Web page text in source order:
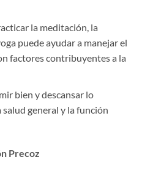
la meditación, la
puede ayudar a manejar el
factores contribuyentes a la
bien y descansar lo
general y la función
Precoz